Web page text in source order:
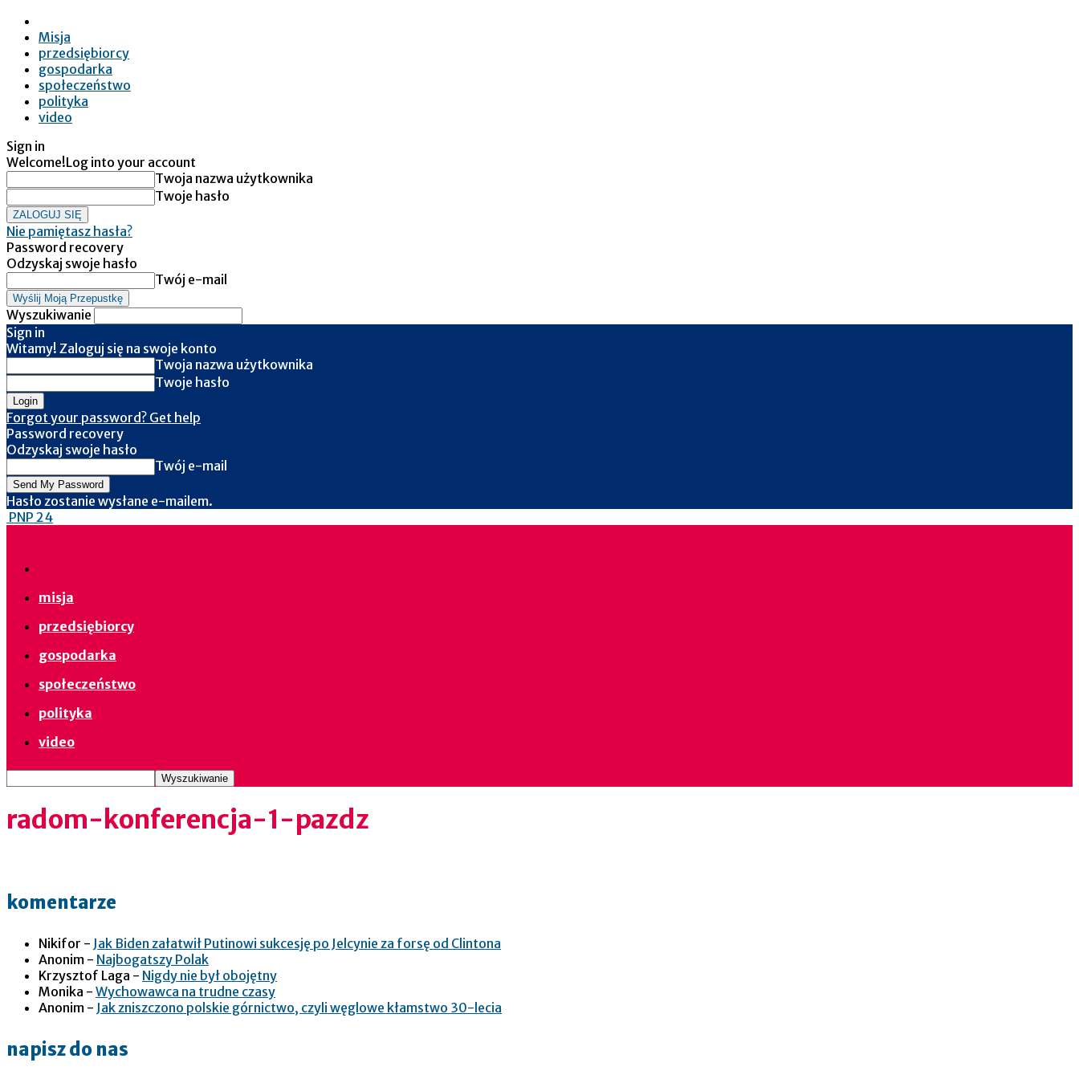
Misja
przedsiębiorcy
gospodarka
społeczeństwo
polityka
video
Sign in
Welcome!Log into your account
Twoja nazwa użytkownika
Twoje hasło
Nie pamiętasz hasła?
Password recovery
Odzyskaj swoje hasło
Twój e-mail
Wyszukiwanie
Sign in
Witamy! Zaloguj się na swoje konto
Twoja nazwa użytkownika
Twoje hasło
Forgot your password? Get help
Password recovery
Odzyskaj swoje hasło
Twój e-mail
Hasło zostanie wysłane e-mailem.
PNP 24
misja
przedsiębiorcy
gospodarka
społeczeństwo
polityka
video
radom-konferencja-1-pazdz
komentarze
Nikifor - Jak Biden załatwił Putinowi sukcesję po Jelcynie za forsę od Clintona
Anonim - Najbogatszy Polak
Krzysztof Laga - Nigdy nie był obojętny
Monika - Wychowawca na trudne czasy
Anonim - Jak zniszczono polskie górnictwo, czyli węglowe kłamstwo 30-lecia
napisz do nas